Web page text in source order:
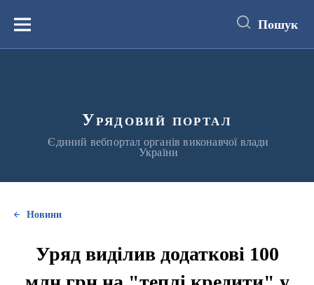
вмістуМеню Пошук
Урядовий портал
Єдиний вебпортал органів виконавчої влади
України
Новини
Уряд виділив додаткові 100